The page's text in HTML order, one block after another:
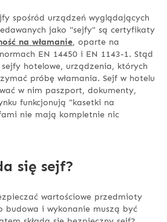
spośród urządzeń wyglądających
jako "sejfy" są certyfikaty
na włamanie, oparte na
EN 14450 i EN 1143-1. Stąd
hotelowe, urządzenia, których
próbę włamania. Sejf w hotelu
w nim paszport, dokumenty,
funkcjonują "kasetki na
nie mają kompletnie nic
się sejf?
wartościowe przedmioty
budowa i wykonanie muszą być